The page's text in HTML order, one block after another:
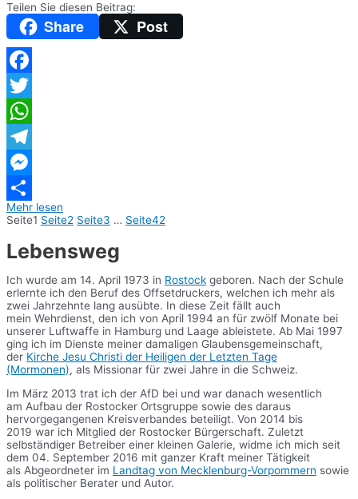
Teilen Sie diesen Beitrag:
Share Post
Facebook
Twitter
WhatsApp
Telegram
Messenger
Teilen
Mehr lesen
Seite1 Seite2 Seite3 … Seite42
Lebensweg
Ich wurde am 14. April 1973 in Rostock geboren. Nach der Schule
erlernte ich den Beruf des Offsetdruckers, welchen ich mehr als
zwei Jahrzehnte lang ausübte. In diese Zeit fällt auch
mein Wehrdienst, den ich von April 1994 an für zwölf Monate bei
unserer Luftwaffe in Hamburg und Laage ableistete. Ab Mai 1997
ging ich im Dienste meiner damaligen Glaubensgemeinschaft,
der Kirche Jesu Christi der Heiligen der Letzten Tage
(Mormonen), als Missionar für zwei Jahre in die Schweiz.
Im März 2013 trat ich der AfD bei und war danach wesentlich
am Aufbau der Rostocker Ortsgruppe sowie des daraus
hervorgegangenen Kreisverbandes beteiligt. Von 2014 bis
2019 war ich Mitglied der Rostocker Bürgerschaft. Zuletzt
selbständiger Betreiber einer kleinen Galerie, widme ich mich seit
dem 04. September 2016 mit ganzer Kraft meiner Tätigkeit
als Abgeordneter im Landtag von Mecklenburg-Vorpommern sowie
als politischer Berater und Autor.